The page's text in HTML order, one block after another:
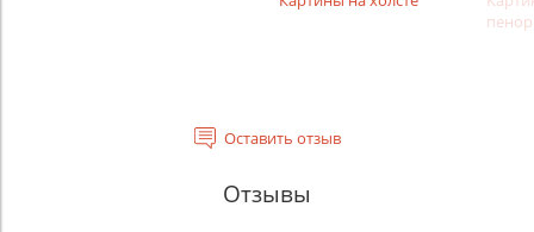
Оставить отзыв
Отзывы